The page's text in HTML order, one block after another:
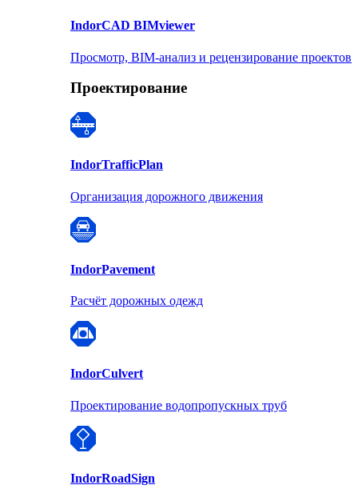
IndorCAD BIMviewer
Просмотр, BIM-анализ и рецензирование проектов
Проектирование
IndorTrafficPlan
Организация дорожного движения
IndorPavement
Расчёт дорожных одежд
IndorCulvert
Проектирование водопропускных труб
IndorRoadSign